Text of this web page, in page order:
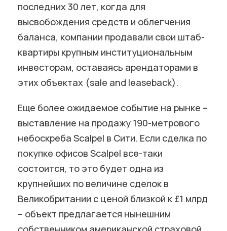
последних 30 лет, когда для
высвобождения средств и облегчения
баланса, компании продавали свои штаб-
квартиры крупным институциональным
инвесторам, оставаясь арендаторами в
этих объектах (sale and leaseback).
Еще более ожидаемое событие на рынке –
выставление на продажу 190-метрового
небоскреба Scalpel в Сити. Если сделка по
покупке офисов Scalpel все-таки
состоится, то это будет одна из
крупнейших по величине сделок в
Великобритании с ценой близкой к £1 млрд
– объект предлагается нынешним